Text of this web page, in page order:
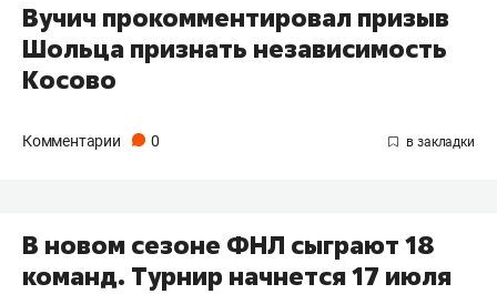
Вучич прокомментировал призыв
Шольца признать независимость
Косово
Комментарии 0
В новом сезоне ФНЛ сыграют 18
команд. Турнир начнется 17 июля